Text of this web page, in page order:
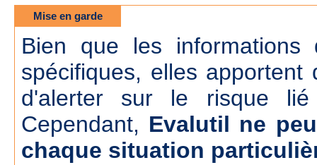
Mise en garde
Bien que les informations
spécifiques, elles
d'alerter sur le risque
Cependant, Evalutil ne
chaque situation